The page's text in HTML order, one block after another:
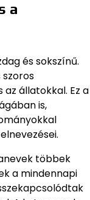
a
és sokszínű.
állatokkal. Ez a
is,
többek
a mindennapi